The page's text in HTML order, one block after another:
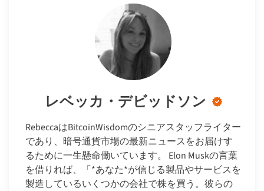
レベッカ・デビッドソン
RebeccaはBitcoinWisdomのシニアスタッフライター
であり、暗号通貨市場の最新ニュースをお届けす
るために一生懸命働いています。 Elon Muskの言葉
を借りれば、「*あなた*が信じる製品やサービスを
製造しているいくつかの会社で株を買う。彼らの